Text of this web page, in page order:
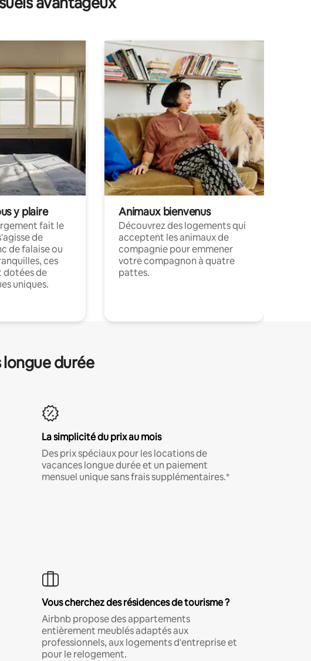
y plaire
fait le
de
de falaise ou
ces
dotées de
uniques.
Animaux bienvenus
Découvrez des logements qui
acceptent les animaux de
compagnie pour emmener
votre compagnon à quatre
pattes.
longue durée
La simplicité du prix au mois
Des prix spéciaux pour les locations de
vacances longue durée et un paiement
mensuel unique sans frais supplémentaires.*
Vous cherchez des résidences de tourisme ?
Airbnb propose des appartements
entièrement meublés adaptés aux
professionnels, aux logements d'entreprise et
pour le relogement.